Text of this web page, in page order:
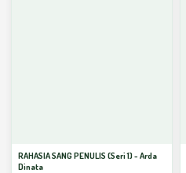
RAHASIA SANG PENULIS (Seri 1) - Arda
Dinata